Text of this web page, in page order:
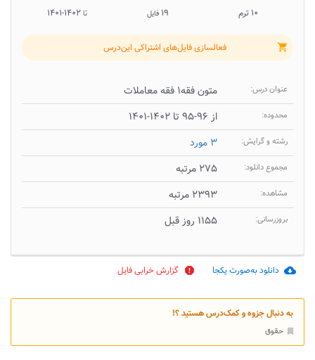
۱۰ ترم ۱۹ فایل تا۱۴۰۲-۱۴۰۱
shopping_cart فعالسازی فایل‌های اشتراکی این‌درس
عنوان درس: متون فقه۱ فقه معاملات
محدوده: از ۹۶-۹۵ تا ۱۴۰۲-۱۴۰۱
رشته و گرایش: ۳ مورد
مجموع دانلود: ۲۷۵ مرتبه
مشاهده: ۲۳۹۳ مرتبه
بروزرسانی: ۱۱۵۵ روز قبل
cloud_download دانلود به‌صورت یکجا report گزارش خرابی فایل
به دنبال جزوه و کمک‌درس هستید ؟!
حقوق